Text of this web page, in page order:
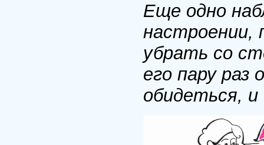
Еще одно
настроении,
убрать со
его пару
обидеться,